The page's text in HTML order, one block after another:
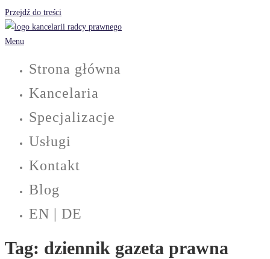
Przejdź do treści
Menu
Strona główna
Kancelaria
Specjalizacje
Usługi
Kontakt
Blog
EN | DE
Tag: dziennik gazeta prawna